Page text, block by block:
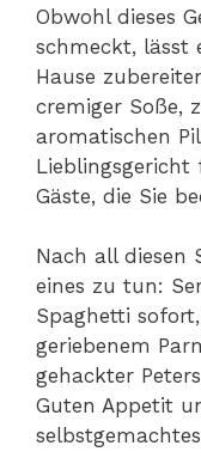
Obwohl dieses
schmeckt, lässt
Hause
cremiger Soße,
aromatischen
Gäste, die Sie
Nach all diesen
eines zu tun:
Spaghetti
geriebenem
gehackter
Guten Appetit